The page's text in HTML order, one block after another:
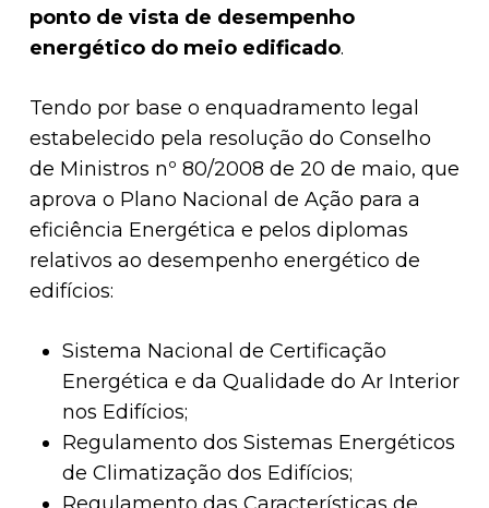
ponto de vista de desempenho
energético do meio edificado.
Tendo por base o enquadramento legal
estabelecido pela resolução do Conselho
de Ministros nº 80/2008 de 20 de maio, que
aprova o Plano Nacional de Ação para a
eficiência Energética e pelos diplomas
relativos ao desempenho energético de
edifícios:
Sistema Nacional de Certificação
Energética e da Qualidade do Ar Interior
nos Edifícios;
Regulamento dos Sistemas Energéticos
de Climatização dos Edifícios;